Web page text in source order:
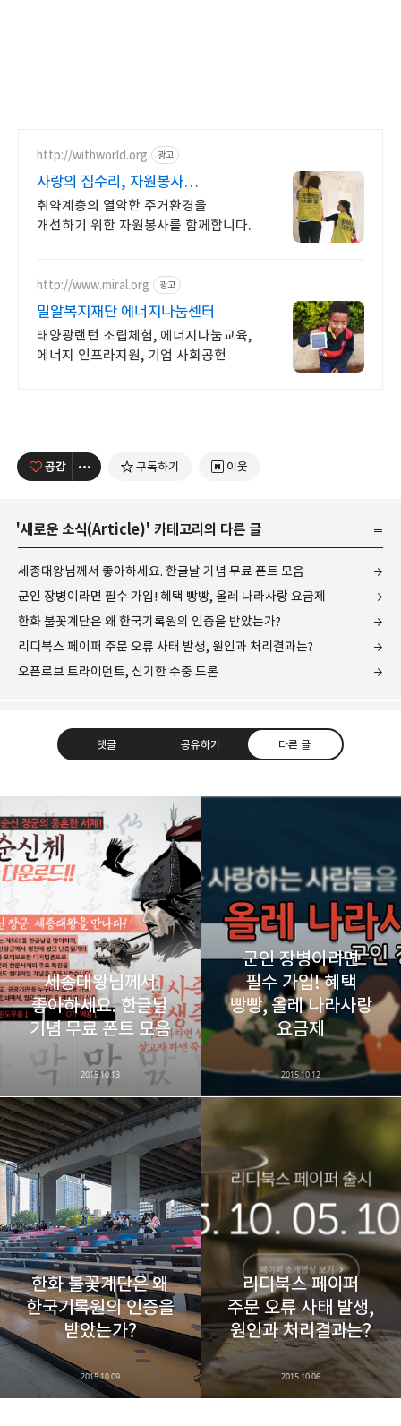
http://withworld.org 광고
사랑의 집수리, 자원봉사
함께웃는세상 만들기
취약계층의 열악한 주거환경을
개선하기 위한 자원봉사를 함께합니다.
http://www.miral.org 광고
밀알복지재단 에너지나눔센터
태양광랜턴 조립체험, 에너지나눔교육,
에너지 인프라지원, 기업 사회공헌
공감 구독하기 이웃
'새로운 소식(Article)' 카테고리의 다른 글
세종대왕님께서 좋아하세요. 한글날 기념 무료 폰트 모음
군인 장병이라면 필수 가입! 혜택 빵빵, 올레 나라사랑 요금제
한화 불꽃계단은 왜 한국기록원의 인증을 받았는가?
리디북스 페이퍼 주문 오류 사태 발생, 원인과 처리결과는?
오픈로브 트라이던트, 신기한 수중 드론
댓글 공유하기 다른 글
레이니아
다방면의 깊은 관심과 얕은 이해도를 갖춘 보편적
비주류이자 진화하는 영원한 주변인.
구독하기
카카오톡 라인 트위터
카카오스토리 밴드 네이버 블로그
세종대왕님께서
좋아하세요. 한글날
기념 무료 폰트 모음
2015.10.13
군인 장병이라면
필수 가입! 혜택
빵빵, 올레 나라사랑
요금제
2015.10.12
한화 불꽃계단은 왜
한국기록원의 인증을
받았는가?
2015.10.09
리디북스 페이퍼
주문 오류 사태 발생,
원인과 처리결과는?
2015.10.06